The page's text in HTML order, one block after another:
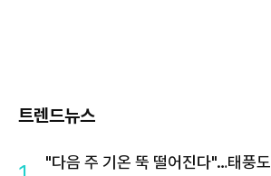
트렌드뉴스
"다음 주 기온 뚝 떨어진다"…태풍도